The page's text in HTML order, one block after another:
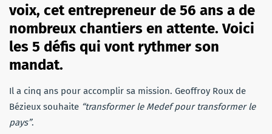
voix, cet entrepreneur de 56 ans a de
nombreux chantiers en attente. Voici
les 5 défis qui vont rythmer son
mandat.
Il a cinq ans pour accomplir sa mission. Geoffroy Roux de
Bézieux souhaite “transformer le Medef pour transformer le
pays”.